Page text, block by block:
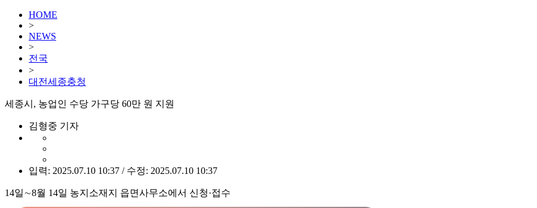
HOME
>
NEWS
>
전국
>
대전세종충청
세종시, 농업인 수당 가구당 60만 원 지원
김형중 기자
입력: 2025.07.10 10:37 / 수정: 2025.07.10 10:37
14일∼8월 14일 농지소재지 읍면사무소에서 신청·접수